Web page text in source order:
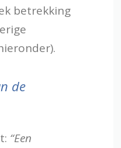
betrekking
de
“Een